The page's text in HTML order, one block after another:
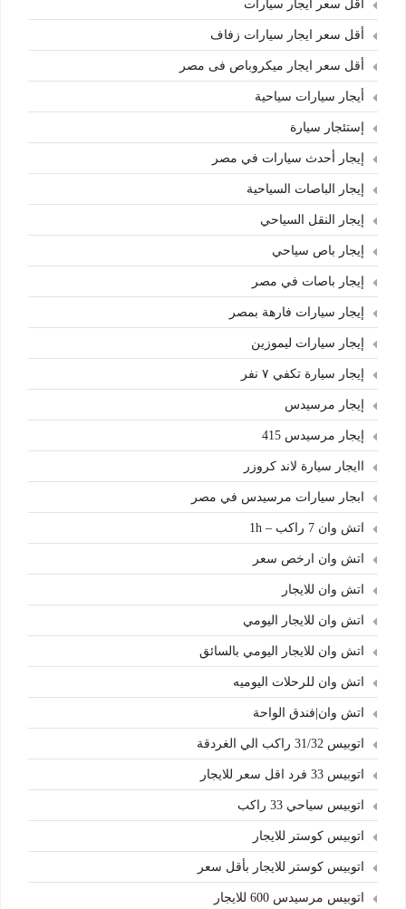
أقل سعر ايجار سيارات
أقل سعر ايجار سيارات زفاف
أقل سعر ايجار ميكروباص فى مصر
أيجار سيارات سياحية
إستئجار سيارة
إيجار أحدث سيارات في مصر
إيجار الباصات السياحية
إيجار النقل السياحي
إيجار باص سياحي
إيجار باصات في مصر
إيجار سيارات فارهة بمصر
إيجار سيارات ليموزين
إيجار سيارة تكفي ٧ نفر
إيجار مرسيدس
إيجار مرسيدس 415
اايجار سيارة لاند كروزر
ابجار سيارات مرسيدس في مصر
اتش وان 7 راكب – 1h
اتش وان ارخص سعر
اتش وان للايجار
اتش وان للايجار اليومي
اتش وان للايجار اليومي بالسائق
اتش وان للرحلات اليوميه
اتش وان|فندق الواحة
اتوبيس 31/32 راكب الي الغردقة
اتوبيس 33 فرد اقل سعر للايجار
اتوبيس سياحي 33 راكب
اتوبيس كوستر للايجار
اتوبيس كوستر للايجار بأقل سعر
اتوبيس مرسيدس 600 للايجار